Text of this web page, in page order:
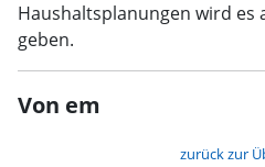
Haushaltsplanungen wird es
geben.
Von em
zurück zur